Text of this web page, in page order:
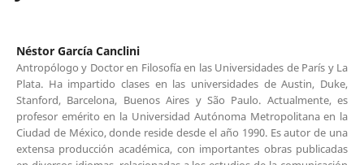
Néstor García Canclini
Antropólogo y Doctor en Filosofía en las Universidades de París y La
Plata. Ha impartido clases en las universidades de Austin, Duke,
Stanford, Barcelona, Buenos Aires y São Paulo. Actualmente, es
profesor emérito en la Universidad Autónoma Metropolitana en la
Ciudad de México, donde reside desde el año 1990. Es autor de una
extensa producción académica, con importantes obras publicadas